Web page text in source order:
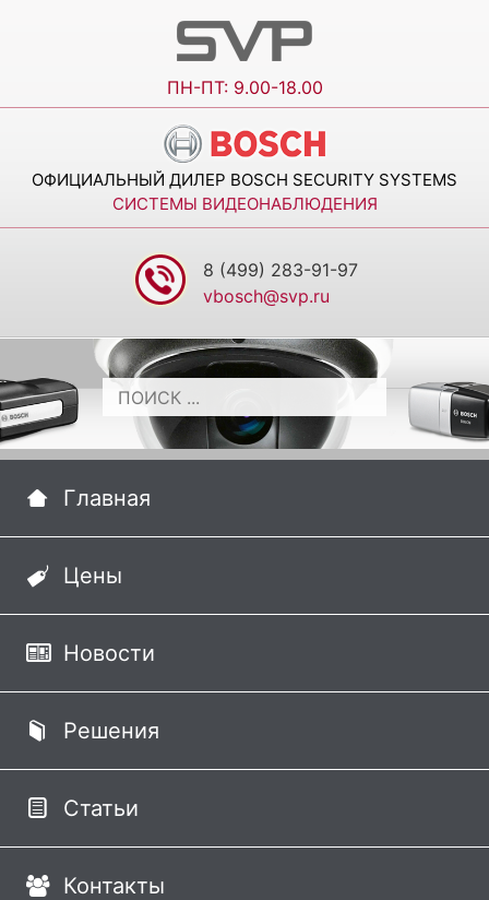
ПН-ПТ: 9.00-18.00
ОФИЦИАЛЬНЫЙ ДИЛЕР BOSCH SECURITY SYSTEMS
СИСТЕМЫ ВИДЕОНАБЛЮДЕНИЯ
8 (499) 283-91-97
vbosch@svp.ru
Главная
Цены
Новости
Решения
Статьи
Контакты